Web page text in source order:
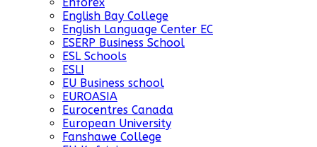
English Bay College
English Language Center EC
ESERP Business School
ESL Schools
ESLI
EU Business school
EUROASIA
Eurocentres Canada
European University
Fanshawe College